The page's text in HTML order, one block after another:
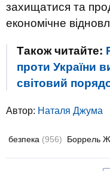
захищатися та
економічне
Також читайте:
проти України
світовий
Автор: Наталя Джума
безпека (956) Боррель